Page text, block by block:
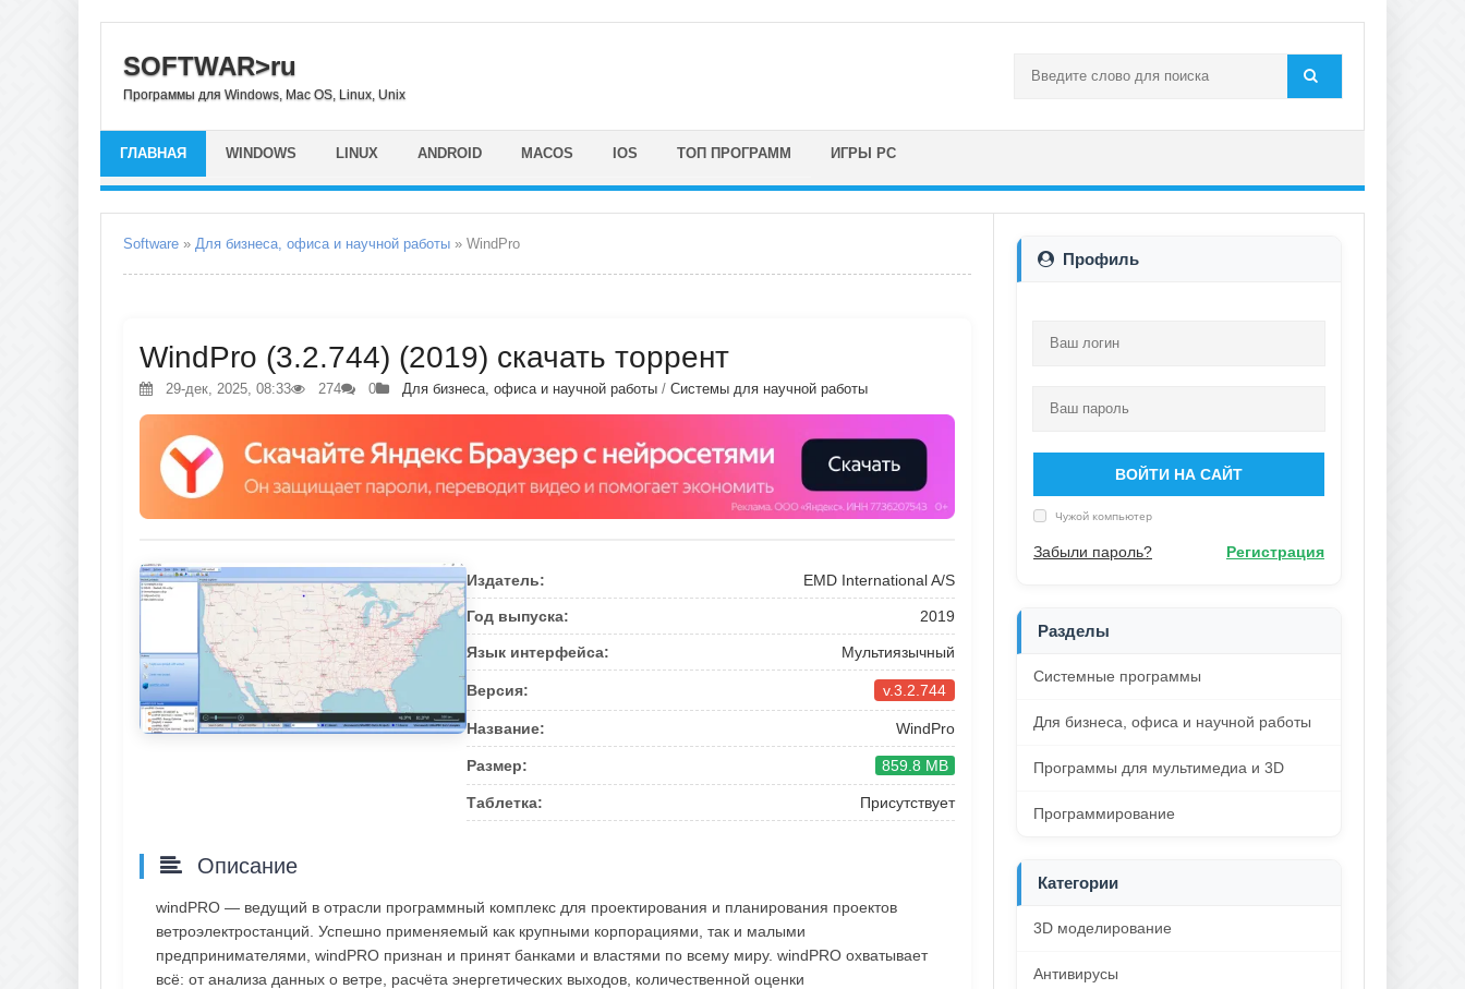
SOFTWAR>ru
Программы для Windows, Mac OS, Linux, Unix
ГЛАВНАЯ WINDOWS LINUX ANDROID MACOS IOS ТОП ПРОГРАММ ИГРЫ PC
Software » Для бизнеса, офиса и научной работы » WindPro
WindPro (3.2.744) (2019) скачать торрент
29-дек, 2025, 08:33 274 0 Для бизнеса, офиса и научной работы / Системы для научной работы
Издатель: EMD International A/S
Год выпуска: 2019
Язык интерфейса: Мультиязычный
Версия: v.3.2.744
Название: WindPro
Размер: 859.8 MB
Таблетка: Присутствует
Описание
windPRO — ведущий в отрасли программный комплекс для проектирования и планирования проектов
ветроэлектростанций. Успешно применяемый как крупными корпорациями, так и малыми
предпринимателями, windPRO признан и принят банками и властями по всему миру. windPRO охватывает
всё: от анализа данных о ветре, расчёта энергетических выходов, количественной оценки
Профиль
ВОЙТИ НА САЙТ
Чужой компьютер
Забыли пароль? Регистрация
Разделы
Системные программы
Для бизнеса, офиса и научной работы
Программы для мультимедиа и 3D
Программирование
Категории
3D моделирование
Антивирусы